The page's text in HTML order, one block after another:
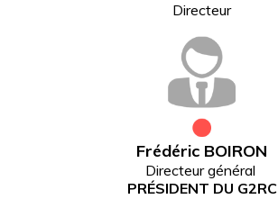
Frédéric BOIRON
Directeur général
PRÉSIDENT DU G2RC